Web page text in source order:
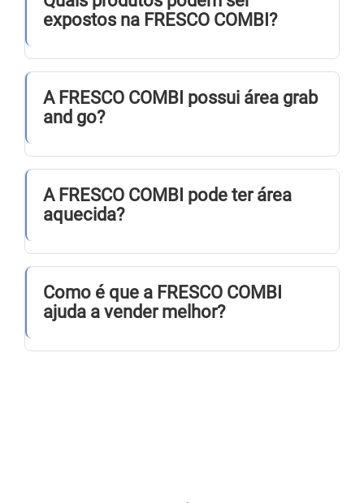
expostos na FRESCO COMBI?
A FRESCO COMBI possui área grab
and go?
A FRESCO COMBI pode ter área
aquecida?
Como é que a FRESCO COMBI
ajuda a vender melhor?